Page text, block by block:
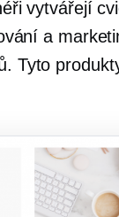
vytvářejí
a
Tyto